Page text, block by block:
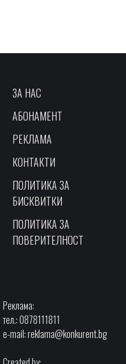
ЗА НАС
АБОНАМЕНТ
РЕКЛАМА
КОНТАКТИ
ПОЛИТИКА ЗА
БИСКВИТКИ
ПОЛИТИКА ЗА
ПОВЕРИТЕЛНОСТ
Реклама:
тел.: 0878111811
e-mail:reklama@konkurent.bg